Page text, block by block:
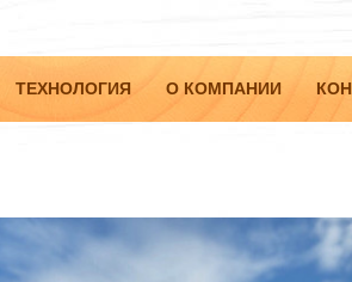
ТЕХНОЛОГИЯ О КОМПАНИИ